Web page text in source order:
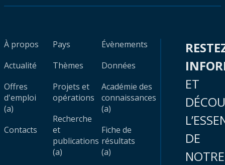
À propos
Actualité
Offres
d'emploi
(a)
Contacts
Pays
Thèmes
Projets et
opérations
Recherche
et
publications
(a)
Évènements
Données
Académie des
connaissances
(a)
Fiche de
résultats
(a)
ET
DE
NOTRE